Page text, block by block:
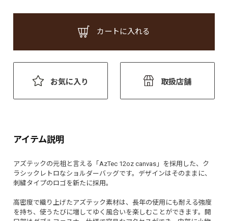
カートに入れる
お気に入り 取扱店舗
アイテム説明
アズテックの元祖と言える「AzTec 12oz canvas」を採用した、ク
ラシックレトロなショルダーバッグです。デザインはそのままに、
刺繍タイプのロゴを新たに採用。
高密度で織り上げたアズテック素材は、長年の使用にも耐える強度
を持ち、使うたびに増してゆく風合いを楽しむことができます。開